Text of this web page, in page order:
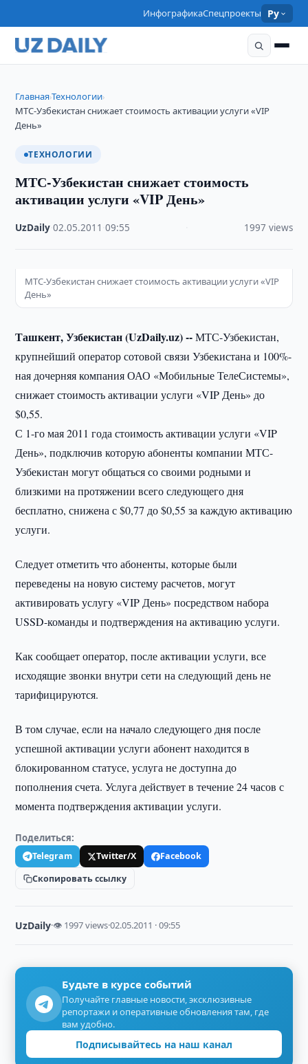
ИнфографикаСпецпроекты Ру
Главная›Технологии›
МТС-Узбекистан снижает стоимость активации услуги «VIP
День»
ТЕХНОЛОГИИ
МТС-Узбекистан снижает стоимость
активации услуги «VIP День»
UzDaily ·02.05.2011 ·09:55 1997 views
МТС-Узбекистан снижает стоимость активации услуги «VIP
День»
Ташкент, Узбекистан (UzDaily.uz) --МТС-Узбекистан,
крупнейший оператор сотовой связи Узбекистана и 100%-
ная дочерняя компания ОАО «Мобильные ТелеСистемы»,
снижает стоимость активации услуги «VIP День» до
$0,55.
С 1-го мая 2011 года стоимость активации услуги «VIP
День», подключив которую абоненты компании МТС-
Узбекистан могут общаться со своими родными и
близкими на протяжении всего следующего дня
бесплатно, снижена с $0,77 до $0,55 за каждую активацию
услуги.
Следует отметить что абоненты, которые были
переведены на новую систему расчетов, могут
активировать услугу «VIP День» посредством набора
USSD-команды и подтверждения на активацию услуги.
Как сообщает оператор, после активации услуги, все
исходящие звонки внутри сети на следующий день не
тарифицируются.
В том случае, если на начало следующего дня после
успешной активации услуги абонент находится в
блокированном статусе, услуга не доступна до
пополнения счета. Услуга действует в течение 24 часов с
момента подтверждения активации услуги.
Поделиться:
Telegram Twitter/X
Facebook
Скопировать ссылку
UzDaily·👁 1997 views·02.05.2011 · 09:55
Будьте в курсе событий
Получайте главные новости, эксклюзивные
репортажи и оперативные обновления там, где
вам удобно.
Подписывайтесь на наш канал